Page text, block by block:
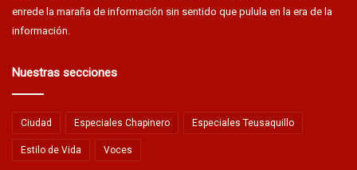
enrede la maraña de información sin sentido que pulula en la era de la
información.
Nuestras secciones
Ciudad Especiales Chapinero Especiales Teusaquillo
Estilo de Vida Voces